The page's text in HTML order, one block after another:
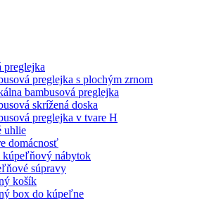
preglejka
preglejka s plochým zrnom
bambusová preglejka
skrížená doska
preglejka v tvare H
uhlie
domácnosť
nábytok
súpravy
košík
box do kúpeľne